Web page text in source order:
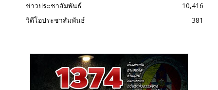
ข่าวประชาสัมพันธ์
10,416
วิดีโอประชาสัมพันธ์
381